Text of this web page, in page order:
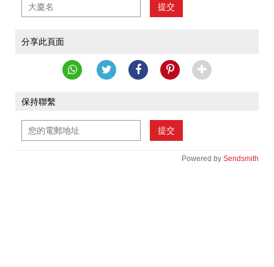
提交
分享此頁面
保持聯繫
提交
Powered by Sendsmith